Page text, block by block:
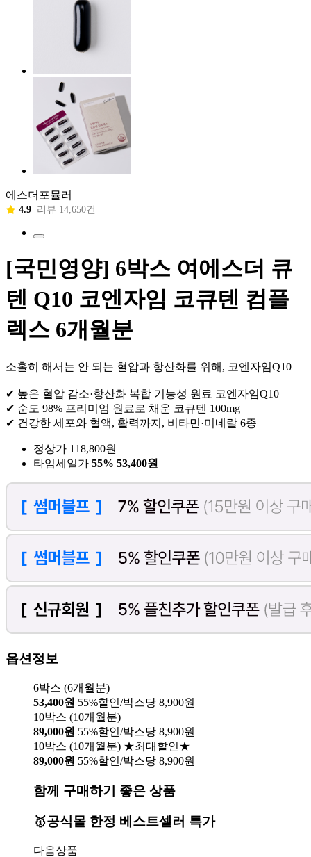
에스더포뮬러
4.9 리뷰 14,650건
[국민영양] 6박스 여에스더 큐
텐 Q10 코엔자임 코큐텐 컴플
렉스 6개월분
소홀히 해서는 안 되는 혈압과 항산화를 위해, 코엔자임Q10
✔ 높은 혈압 감소·항산화 복합 기능성 원료 코엔자임Q10
✔ 순도 98% 프리미엄 원료로 채운 코큐텐 100mg
✔ 건강한 세포와 혈액, 활력까지, 비타민·미네랄 6종
정상가 118,800원
타임세일가 55% 53,400원
옵션정보
6박스 (6개월분)
53,400원 55%할인/박스당 8,900원
10박스 (10개월분)
89,000원 55%할인/박스당 8,900원
10박스 (10개월분) ★최대할인★
89,000원 55%할인/박스당 8,900원
함께 구매하기 좋은 상품
🥇공식몰 한정 베스트셀러 특가
다음상품